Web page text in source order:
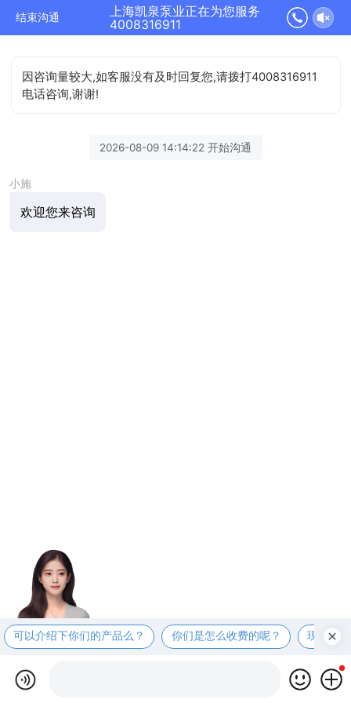
结束沟通
上海凯泉泵业正在为您服务
4008316911
因咨询量较大,如客服没有及时回复您,请拨打4008316911
电话咨询,谢谢!
2026-08-09 14:14:22 开始沟通
小施
欢迎您来咨询
可以介绍下你们的产品么？ 你们是怎么收费的呢？ 现在有